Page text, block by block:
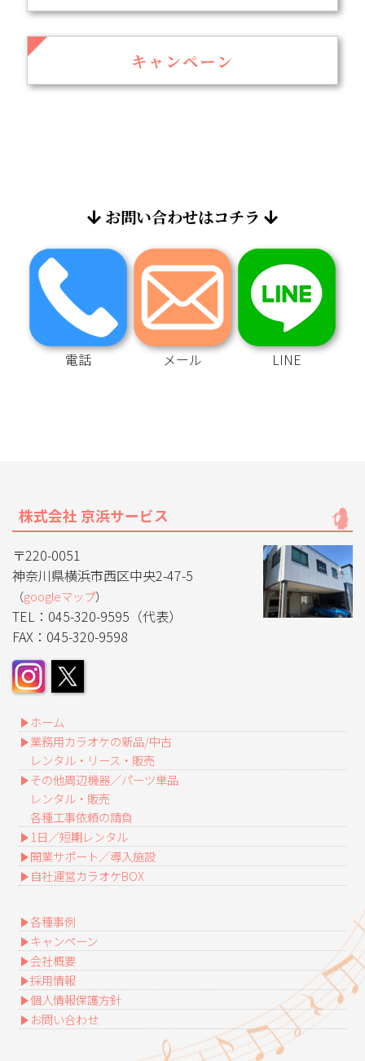
キャンペーン
お問い合わせはコチラ
電話 メール LINE
株式会社 京浜サービス
〒220-0051
神奈川県横浜市西区中央2-47-5
（googleマップ）
TEL：045-320-9595（代表）
FAX：045-320-9598
ホーム
業務用カラオケの新品/中古
レンタル・リース・販売
その他周辺機器／パーツ単品
レンタル・販売
各種工事依頼の請負
1日／短期レンタル
開業サポート／導入施設
自社運営カラオケBOX
各種事例
キャンペーン
会社概要
採用情報
個人情報保護方針
お問い合わせ